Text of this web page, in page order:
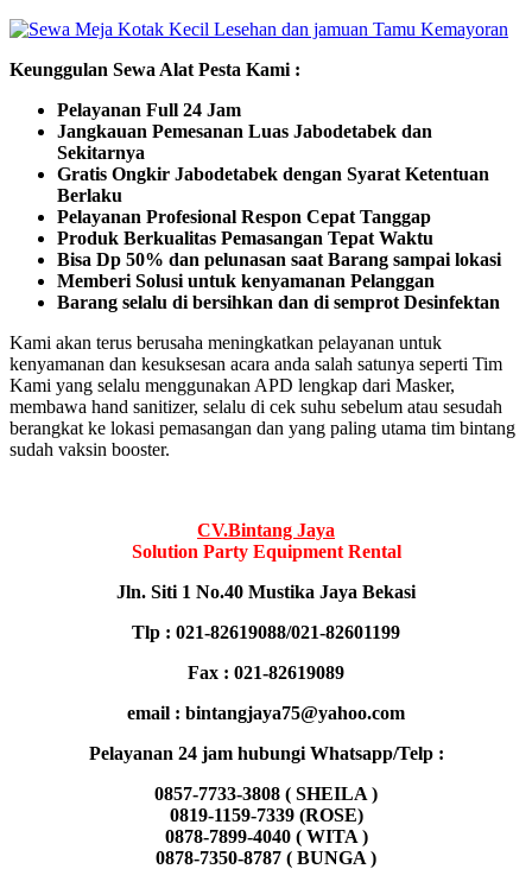
Keunggulan Sewa Alat Pesta Kami :
Pelayanan Full 24 Jam
Jangkauan Pemesanan Luas Jabodetabek dan
Sekitarnya
Gratis Ongkir Jabodetabek dengan Syarat Ketentuan
Berlaku
Pelayanan Profesional Respon Cepat Tanggap
Produk Berkualitas Pemasangan Tepat Waktu
Bisa Dp 50% dan pelunasan saat Barang sampai lokasi
Memberi Solusi untuk kenyamanan Pelanggan
Barang selalu di bersihkan dan di semprot Desinfektan
Kami akan terus berusaha meningkatkan pelayanan untuk
kenyamanan dan kesuksesan acara anda salah satunya seperti Tim
Kami yang selalu menggunakan APD lengkap dari Masker,
membawa hand sanitizer, selalu di cek suhu sebelum atau sesudah
berangkat ke lokasi pemasangan dan yang paling utama tim bintang
sudah vaksin booster.
CV.Bintang Jaya
Solution Party Equipment Rental
Jln. Siti 1 No.40 Mustika Jaya Bekasi
Tlp : 021-82619088/021-82601199
Fax : 021-82619089
email : bintangjaya75@yahoo.com
Pelayanan 24 jam hubungi Whatsapp/Telp :
0857-7733-3808 ( SHEILA )
0819-1159-7339 (ROSE)
0878-7899-4040 ( WITA )
0878-7350-8787 ( BUNGA )